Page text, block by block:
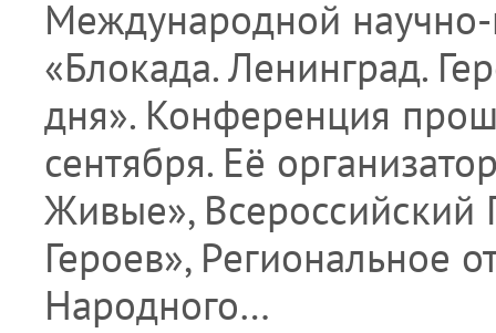
Международной
«Блокада. Ленинград.
дня». Конференция
сентября. Её
Живые», Всероссийский
Героев», Региональное
Народного…